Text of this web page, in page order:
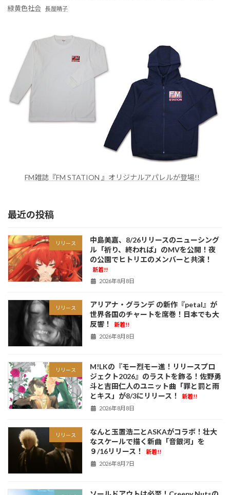
緑黄色社会 長屋晴子
FM雑誌『FM STATION 』オリジナルアパレルが登場!!
最近の投稿
リリース
中島美嘉、8/26リリースのニューシング
ル「祈り、終われば」のMVを公開！夜
の公園でヒトリエのメンバーと共演！
新着!!
2026年8月8日
リリース
アリアナ・グランデ の新作『petal』が
世界各国のチャートを席巻！日本でも大
反響！
新着!!
2026年8月8日
リリース
M!LKの『モー烈モー進！リリースプロ
ジェクト2026』のラストを飾る！佐野勇
斗と吉田仁人のユニット曲「罪と罰と雨
とキス」が8/3にリリース！
新着!!
2026年8月8日
リリース
なんと玉置浩二とASKAがコラボ！壮大
なスケールで描く新曲「音銀河」を
９/16リリース！
新着!!
2026年8月7日